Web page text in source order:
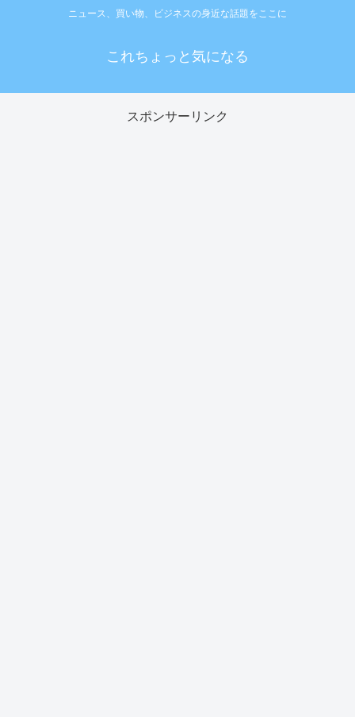
ニュース、買い物、ビジネスの身近な話題をここに
これちょっと気になる
スポンサーリンク